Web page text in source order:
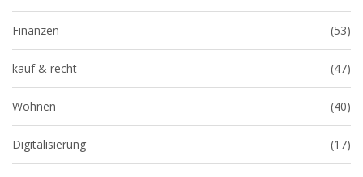
Finanzen (53)
kauf & recht (47)
Wohnen (40)
Digitalisierung (17)